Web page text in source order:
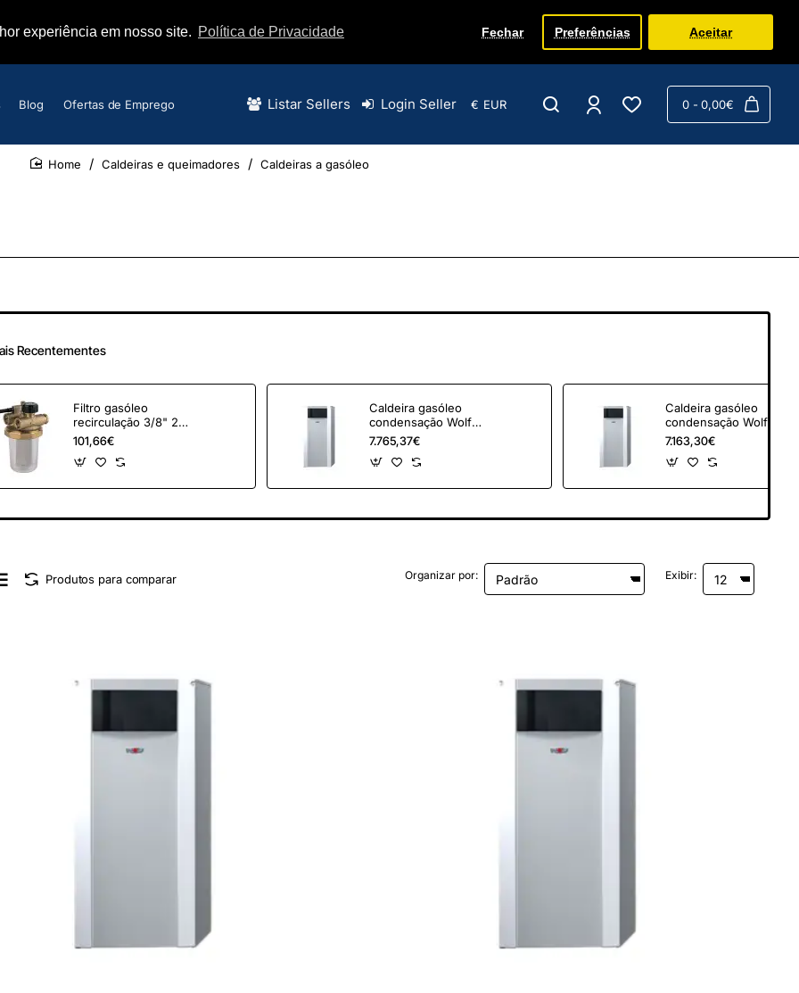
experiência em nosso site. Política de Privacidade Fechar Preferências Aceitar
Blog Ofertas de Emprego Listar Sellers Login Seller € EUR 0 - 0,00€
Caldeiras e queimadores Caldeiras a gasóleo
Recentementes
Filtro gasóleo
recirculação 3/8" 2
vias
101,66€
Caldeira gasóleo
condensação Wolf
COB-2 29 kW
7.765,37€
Caldeira gasóleo
condensação Wolf
COB-2 20 kW
7.163,30€
Produtos para comparar Organizar por: Exibir: